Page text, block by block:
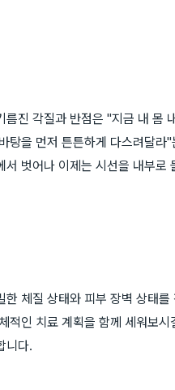
름진 각질과 반점은 "지금 내 몸
탕을 먼저 튼튼하게 다스려달라
서 벗어나 이제는 시선을 내부로
체질 상태와 피부 장벽 상태를
적인 치료 계획을 함께 세워보
니다.